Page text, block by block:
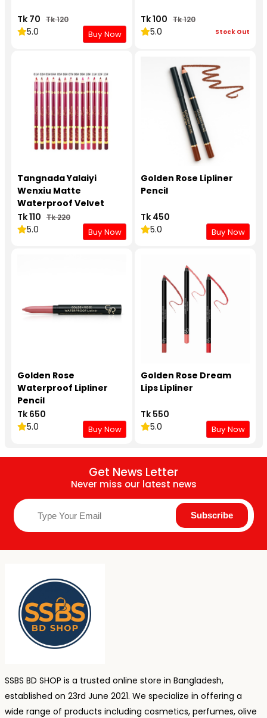
Tk 70 Tk 120
5.0 Buy Now
Tk 100 Tk 120
5.0 Stock Out
Tangnada Yalaiyi
Wenxiu Matte
Waterproof Velvet
Lipliner
Tk 110 Tk 220
5.0 Buy Now
Golden Rose Lipliner
Pencil
Tk 450
5.0
Buy Now
Golden Rose
Waterproof Lipliner
Pencil
Tk 650
5.0
Buy Now
Golden Rose Dream
Lips Lipliner
Tk 550
5.0
Buy Now
Get News Letter
Never miss our latest news
SSBS BD SHOP is a trusted online store in Bangladesh,
established on 23rd June 2021. We specialize in offering a
wide range of products including cosmetics, perfumes, olive